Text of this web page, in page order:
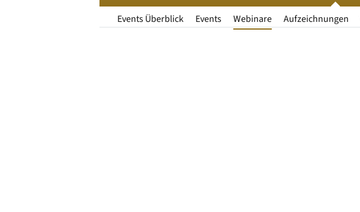
Events Überblick Events Webinare Aufzeichnungen